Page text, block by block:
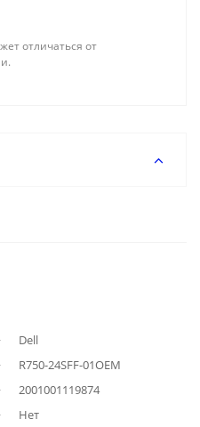
отличаться от
Dell
R750-24SFF-01OEM
2001001119874
Нет